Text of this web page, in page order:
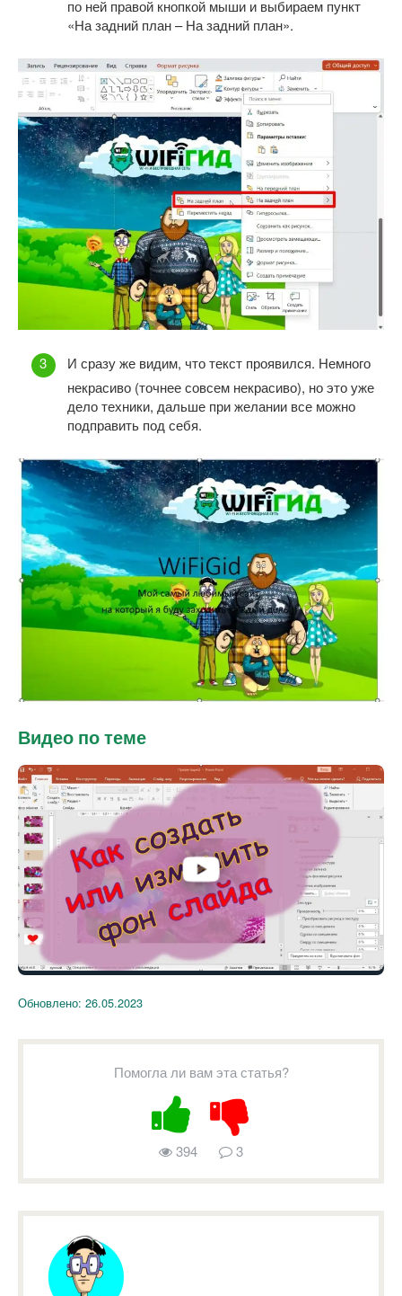
по ней правой кнопкой мыши и выбираем пункт
«На задний план – На задний план».
И сразу же видим, что текст проявился. Немного
некрасиво (точнее совсем некрасиво), но это уже
дело техники, дальше при желании все можно
подправить под себя.
Видео по теме
Обновлено: 26.05.2023
Помогла ли вам эта статья?
394 3